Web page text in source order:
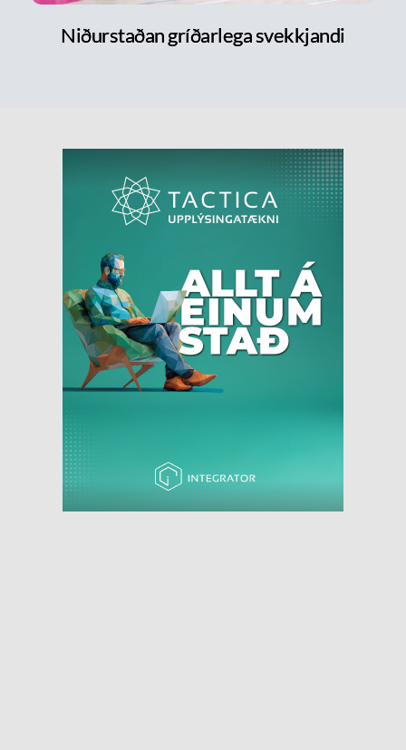
Niðurstaðan gríðarlega svekkjandi